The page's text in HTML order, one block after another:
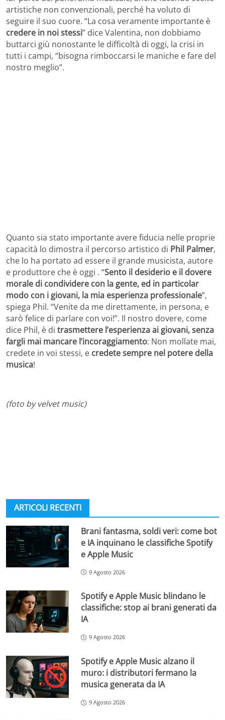
artistiche non convenzionali, perché ha voluto di
seguire il suo cuore. “La cosa veramente importante è
credere in noi stessi” dice Valentina, non dobbiamo
buttarci giù nonostante le difficoltà di oggi, la crisi in
tutti i campi, “bisogna rimboccarsi le maniche e fare del
nostro meglio”.
Quanto sia stato importante avere fiducia nelle proprie
capacità lo dimostra il percorso artistico di Phil Palmer,
che lo ha portato ad essere il grande musicista, autore
e produttore che è oggi . “Sento il desiderio e il dovere
morale di condividere con la gente, ed in particolar
modo con i giovani, la mia esperienza professionale”,
spiega Phil. “Venite da me direttamente, in persona, e
sarò felice di parlare con voi!”. Il nostro dovere, come
dice Phil, è di trasmettere l’esperienza ai giovani, senza
fargli mai mancare l’incoraggiamento: Non mollate mai,
credete in voi stessi, e credete sempre nel potere della
musica!
(foto by velvet music)
ARTICOLI RECENTI
Brani fantasma, soldi veri: come bot
e IA inquinano le classifiche Spotify
e Apple Music
9 Agosto 2026
Spotify e Apple Music blindano le
classifiche: stop ai brani generati da
IA
9 Agosto 2026
Spotify e Apple Music alzano il
muro: i distributori fermano la
musica generata da IA
9 Agosto 2026